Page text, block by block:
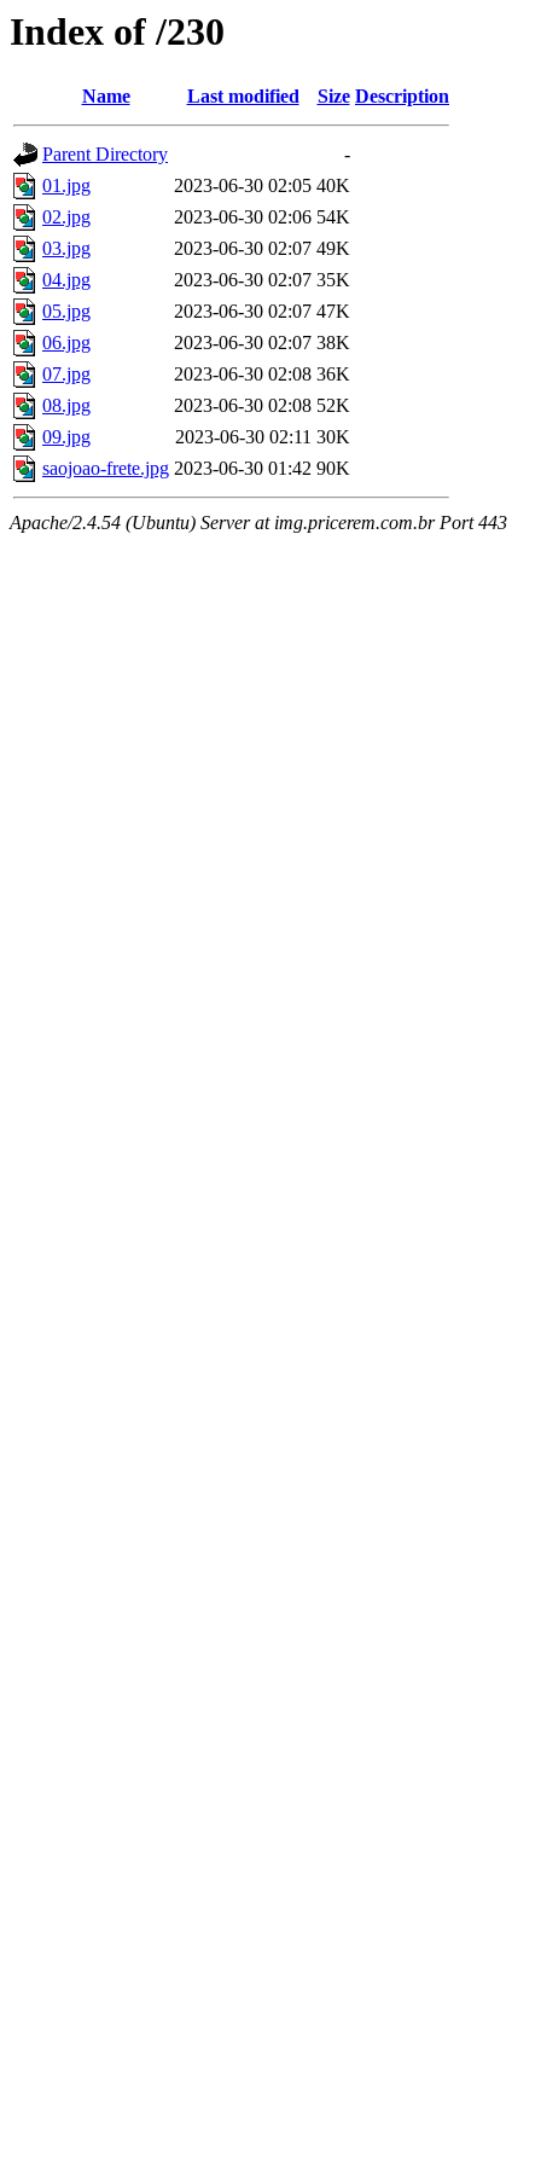
Index of /230
Name Last modified Size Description
Parent Directory
-
01.jpg
2023-06-30 02:05 40K
02.jpg
2023-06-30 02:06 54K
03.jpg
2023-06-30 02:07 49K
04.jpg
2023-06-30 02:07 35K
05.jpg
2023-06-30 02:07 47K
06.jpg
2023-06-30 02:07 38K
07.jpg
2023-06-30 02:08 36K
08.jpg
2023-06-30 02:08 52K
09.jpg
2023-06-30 02:11 30K
saojoao-frete.jpg 2023-06-30 01:42 90K
Apache/2.4.54 (Ubuntu) Server at img.pricerem.com.br Port 443